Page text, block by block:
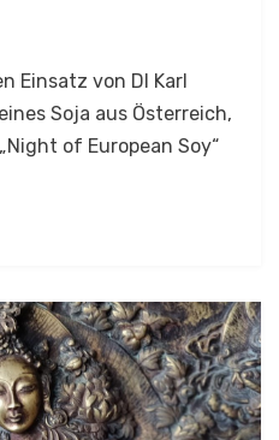
Einsatz von DI Karl
Soja aus Österreich,
of European Soy“